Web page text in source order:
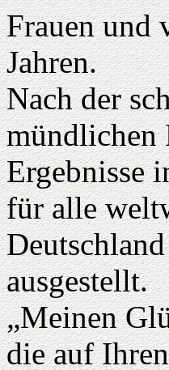
Frauen und
Jahren.
Nach der
mündlichen
Ergebnisse
für alle
ausgestellt.
„Meinen
die auf